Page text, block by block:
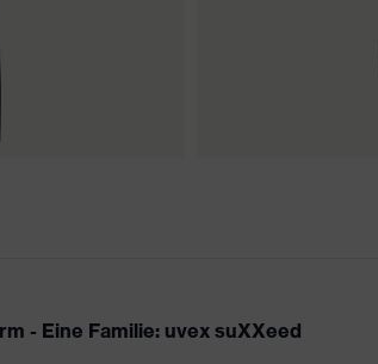
- Eine Familie: uvex suXXeed